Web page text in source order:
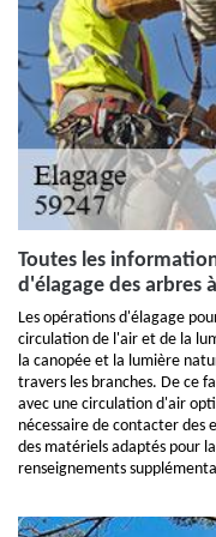
Toutes les
d'élagage des arbres
Les opérations d'élagage
circulation de l'air et de la
la canopée et la lumière
travers les branches. De ce
avec une circulation d'air
nécessaire de contacter des
des matériels adaptés pour
renseignements